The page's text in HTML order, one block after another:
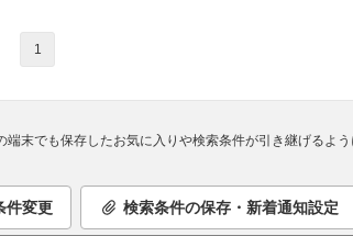
1
末でも保存したお気に入りや検索条件が引き継げるよう
件変更 検索条件の保存・新着通知設定